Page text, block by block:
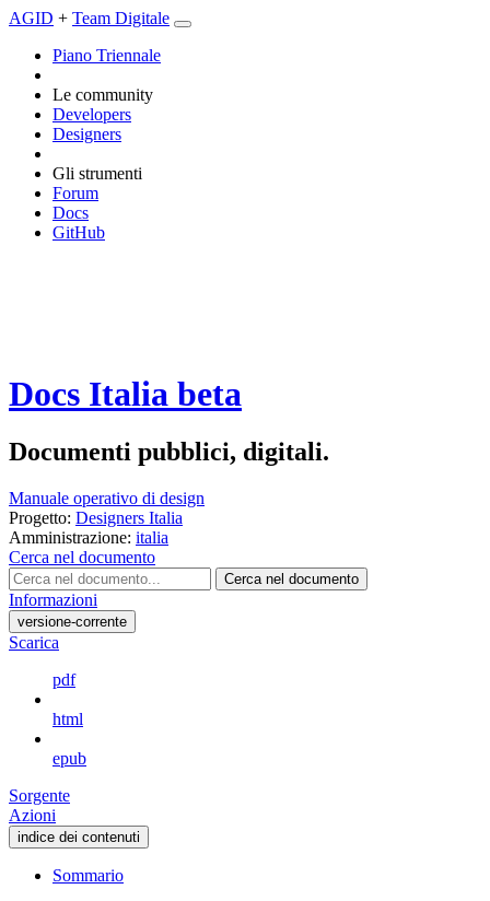
AGID + Team Digitale
Piano Triennale
Le community
Developers
Designers
Gli strumenti
Forum
Docs
GitHub
Docs Italia beta
Documenti pubblici, digitali.
Manuale operativo di design
Progetto: Designers Italia
Amministrazione: italia
Cerca nel documento
Cerca nel documento
Informazioni
versione-corrente
Scarica
pdf
html
epub
Sorgente
Azioni
indice dei contenuti
Sommario